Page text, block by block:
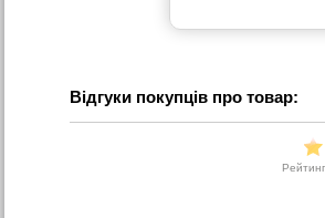
Відгуки покупців про товар: